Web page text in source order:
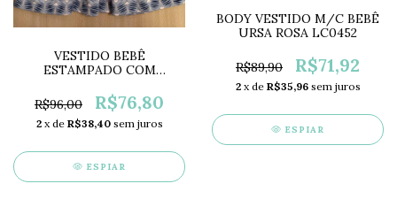
VESTIDO BEBÊ
ESTAMPADO COM
CL6798
R$96,00 R$76,80
2 x de R$38,40 sem juros
ESPIAR
BODY VESTIDO M/C BEBÊ
URSA ROSA LC0452
R$89,90 R$71,92
2 x de R$35,96 sem juros
ESPIAR